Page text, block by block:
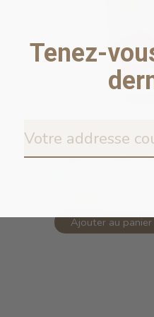
Copy of Peanut
Ajouter au panier
Tenez-